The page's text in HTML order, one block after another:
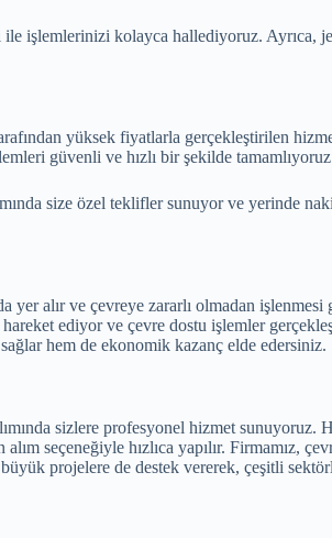
işlemlerinizi kolayca hallediyoruz. Ayrıca,
yüksek fiyatlarla gerçekleştirilen
güvenli ve hızlı bir şekilde
size özel teklifler sunuyor ve yerinde
yer alır ve çevreye zararlı olmadan
hareket ediyor ve çevre dostu işlemler
hem de ekonomik kazanç elde edersiniz.
sizlere profesyonel hizmet
alım seçeneğiyle hızlıca yapılır.
projelere de destek vererek, çeşitli